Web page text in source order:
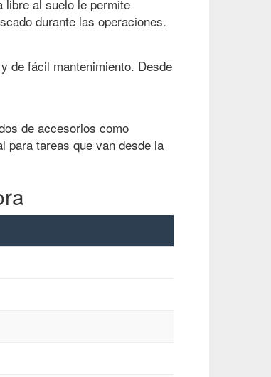
libre al suelo le permite
durante las operaciones.
de fácil mantenimiento. Desde
de accesorios como
para tareas que van desde la